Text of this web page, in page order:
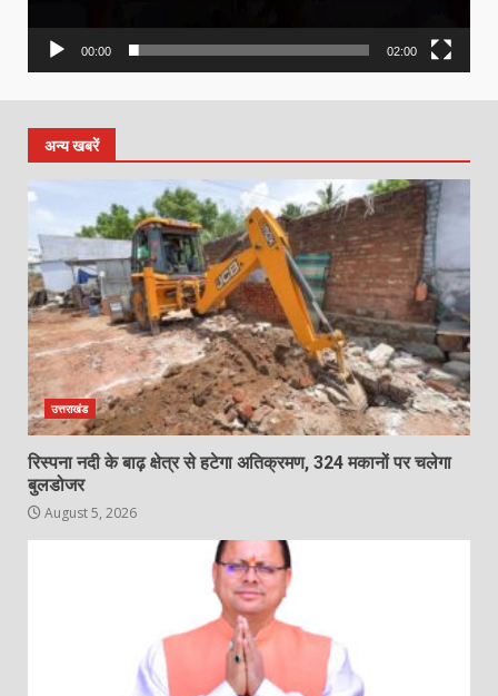
00:00 02:00
अन्य खबरें
उत्तराखंड
रिस्पना नदी के बाढ़ क्षेत्र से हटेगा अतिक्रमण, 324 मकानों पर चलेगा
बुलडोजर
August 5, 2026